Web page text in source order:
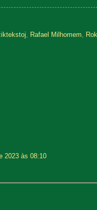
Rafael Milhomem
2023 às 08:10